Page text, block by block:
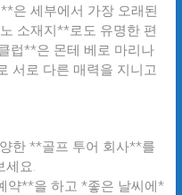
은 세부에서 가장 오래된
소재지**로도 유명한 편
럽**은 몬테 베로 마리나
서로 다른 매력을 지니고
한 **골프 투어 회사**를
세요.
약**을 하고 *좋은 날씨에*